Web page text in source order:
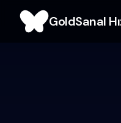
GoldSanal